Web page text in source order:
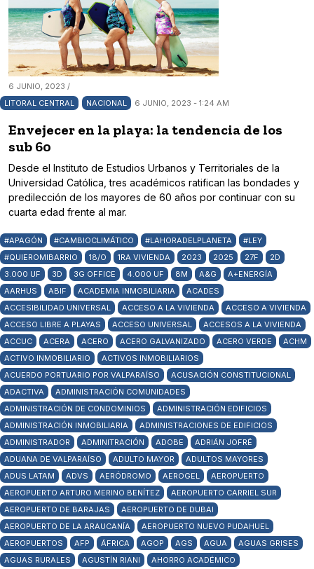
6 JUNIO, 2023 /
LITORAL CENTRAL
NACIONAL 6 JUNIO, 2023 - 1:24 AM
Envejecer en la playa: la tendencia de los
sub 60
Desde el Instituto de Estudios Urbanos y Territoriales de la
Universidad Católica, tres académicos ratifican las bondades y
predilección de los mayores de 60 años por continuar con su
cuarta edad frente al mar.
#APAGÓN #CAMBIOCLIMÁTICO #LAHORADELPLANETA
#LEY
#QUIEROMIBARRIO
18/O 1RA VIVIENDA 2023 2025 27F
2D
3.000 UF
3D 3G OFFICE 4.000 UF 8M A&G
A+ENERGÍA
AARHUS
ABIF ACADEMIA INMOBILIARIA
ACADES
ACCESIBILIDAD UNIVERSAL
ACCESO A LA VIVIENDA
ACCESO A VIVIENDA
ACCESO LIBRE A PLAYAS
ACCESO UNIVERSAL
ACCESOS A LA VIVIENDA
ACCUC
ACERA ACERO ACERO GALVANIZADO ACERO VERDE
ACHM
ACTIVO INMOBILIARIO
ACTIVOS INMOBILIARIOS
ACUERDO PORTUARIO POR VALPARAÍSO
ACUSACIÓN CONSTITUCIONAL
ADACTIVA
ADMINISTRACIÓN COMUNIDADES
ADMINISTRACIÓN DE CONDOMINIOS
ADMINISTRACIÓN EDIFICIOS
ADMINISTRACIÓN INMOBILIARIA
ADMINISTRACIONES DE EDIFICIOS
ADMINISTRADOR
ADMINITRACIÓN ADOBE
ADRIÁN JOFRÉ
ADUANA DE VALPARAÍSO
ADULTO MAYOR
ADULTOS MAYORES
ADUS LATAM
ADVS AERÓDROMO AEROGEL
AEROPUERTO
AEROPUERTO ARTURO MERINO BENÍTEZ
AEROPUERTO CARRIEL SUR
AEROPUERTO DE BARAJAS
AEROPUERTO DE DUBAI
AEROPUERTO DE LA ARAUCANÍA
AEROPUERTO NUEVO PUDAHUEL
AEROPUERTOS
AFP ÁFRICA AGOP AGS AGUA
AGUAS GRISES
AGUAS RURALES
AGUSTÍN RIANI AHORRO ACADÉMICO